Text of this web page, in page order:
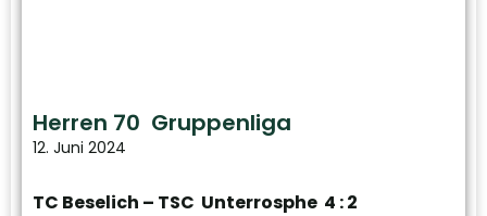
Herren 70 Gruppenliga
12. Juni 2024
TC Beselich – TSC Unterrosphe 4 : 2